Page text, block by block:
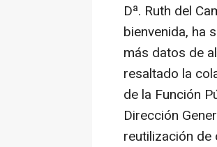
Dª. Ruth del
bienvenida, ha
más datos de
resaltado la
de la Función
Dirección
reutilización de